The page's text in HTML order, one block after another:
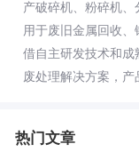
产破碎机、粉碎机
用于废旧金属回收、
借自主研发技术和成
废处理解决方案，产
热门文章